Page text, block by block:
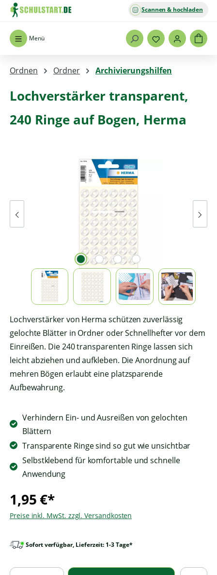
Zum Hauptinhalt springen
Menü
Scannen & hochladen
Ordnen Ordner Archivierungshilfen
Lochverstärker transparent,
240 Ringe auf Bogen, Herma
Bildergalerie überspringen
Lochverstärker von Herma schützen zuverlässig
gelochte Blätter in Ordner oder Schnellhefter vor dem
Einreißen. Die 240 transparenten Ringe lassen sich
leicht abziehen und aufkleben. Die Anordnung auf
mehren Bögen erlaubt eine platzsparende
Aufbewahrung.
Verhindern Ein- und Ausreißen von gelochten
Blättern
Transparente Ringe sind so gut wie unsichtbar
Selbstklebend für komfortable und schnelle
Anwendung
1,95 €*
Preise inkl. MwSt. zzgl. Versandkosten
Sofort verfügbar, Lieferzeit: 1-3 Tage*